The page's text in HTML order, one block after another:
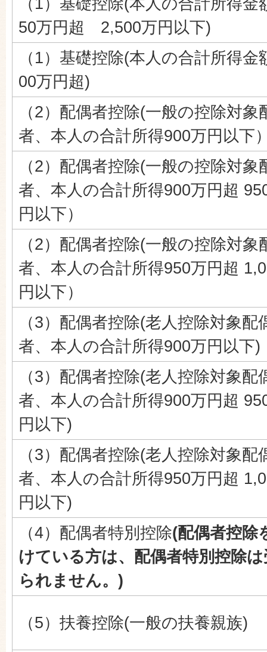
50万円超 2,500万円以下)
（1）基礎控除(本人の合計所得金
00万円超)
（2）配偶者控除(一般の控除対象
者、本人の合計所得900万円以下
（2）配偶者控除(一般の控除対象
者、本人の合計所得900万円超
円以下）
（2）配偶者控除(一般の控除対象
者、本人の合計所得950万円超
円以下）
（3）配偶者控除(老人控除対象配
者、本人の合計所得900万円以下)
（3）配偶者控除(老人控除対象配
者、本人の合計所得900万円超
円以下)
（3）配偶者控除(老人控除対象配
者、本人の合計所得950万円超
円以下)
（4）配偶者特別控除(配偶者控除
けている方は、配偶者特別控除
られません。)
（5）扶養控除(一般の扶養親族)